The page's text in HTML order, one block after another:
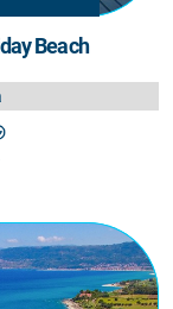
Beach